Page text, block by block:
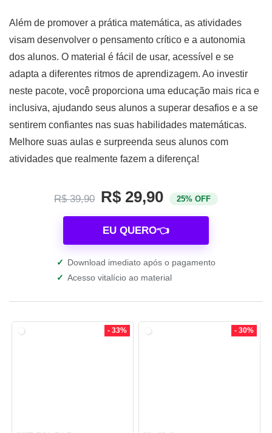
Além de promover a prática matemática, as atividades
visam desenvolver o pensamento crítico e a autonomia
dos alunos. O material é fácil de usar, acessível e se
adapta a diferentes ritmos de aprendizagem. Ao investir
neste pacote, você proporciona uma educação mais rica e
inclusiva, ajudando seus alunos a superar desafios e a se
sentirem confiantes nas suas habilidades matemáticas.
Melhore suas aulas e surpreenda seus alunos com
atividades que realmente fazem a diferença!
R$ 39,90 R$ 29,90 25% OFF
EU QUERO👈
✓ Download imediato após o pagamento
✓ Acesso vitalício ao material
- 33% - 30%